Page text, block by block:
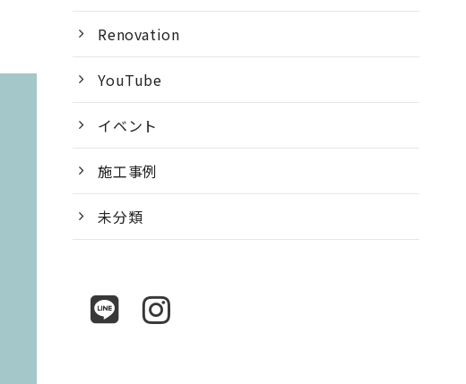
Renovation
YouTube
イベント
施工事例
未分類